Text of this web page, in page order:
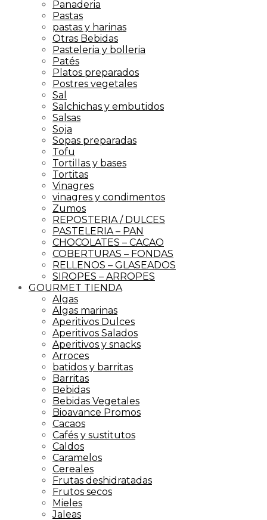
Panaderia
Pastas
pastas y harinas
Otras Bebidas
Pasteleria y bolleria
Patés
Platos preparados
Postres vegetales
Sal
Salchichas y embutidos
Salsas
Soja
Sopas preparadas
Tofu
Tortillas y bases
Tortitas
Vinagres
vinagres y condimentos
Zumos
REPOSTERIA / DULCES
PASTELERIA – PAN
CHOCOLATES – CACAO
COBERTURAS – FONDAS
RELLENOS – GLASEADOS
SIROPES – ARROPES
GOURMET TIENDA
Algas
Algas marinas
Aperitivos Dulces
Aperitivos Salados
Aperitivos y snacks
Arroces
batidos y barritas
Barritas
Bebidas
Bebidas Vegetales
Bioavance Promos
Cacaos
Cafés y sustitutos
Caldos
Caramelos
Cereales
Frutas deshidratadas
Frutos secos
Mieles
Jaleas